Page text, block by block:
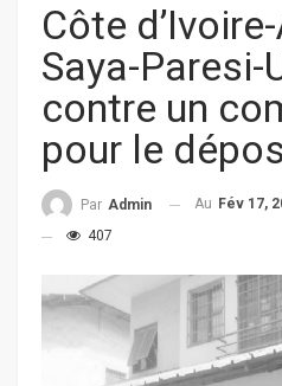
Côte
Saya-
contre un
pour le
Par Admin Au Fév 17,
407